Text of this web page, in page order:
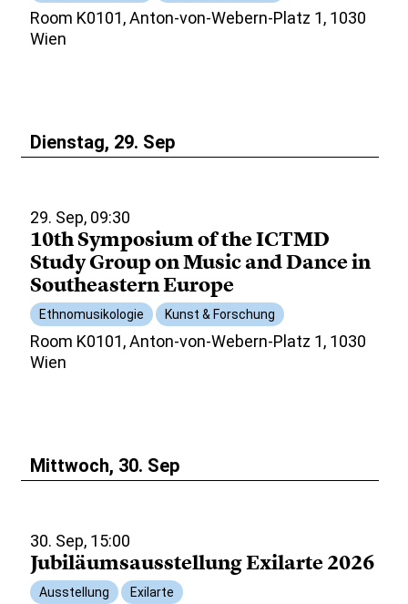
Room K0101, Anton-von-Webern-Platz 1, 1030
Wien
Dienstag, 29. Sep
29. Sep, 09:30
10th Symposium of the ICTMD
Study Group on Music and Dance in
Southeastern Europe
Ethnomusikologie Kunst & Forschung
Room K0101, Anton-von-Webern-Platz 1, 1030
Wien
Mittwoch, 30. Sep
30. Sep, 15:00
Jubiläumsausstellung Exilarte 2026
Ausstellung Exilarte